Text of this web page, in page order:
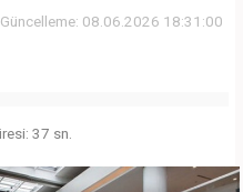
08.06.2026 18:31:00
37 sn.